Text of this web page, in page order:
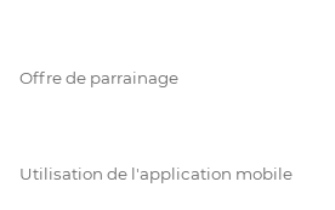
Offre de parrainage
Utilisation de l'application mobile